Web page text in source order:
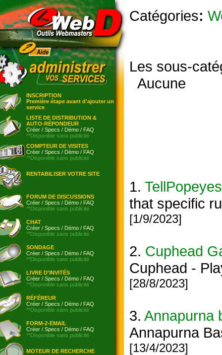
INSCRIPTION
Première étape avant d'ajouter un
service
LISTE DE DISTRIBUTION &
AUTO-RÉPONDEUR
Créer / Specs / Démo / FAQ
**Disponible sans publicité
COMPTEUR DE VISITES
Créer / Specs / Démo / FAQ
**Disponible sans publicité
RENTABILISER VOTRE SITE
FORUM DE DISCUSSIONS
Créer / Specs / Démo / FAQ
**Disponible sans publicité
CHAT
Créer / Specs / Démo / FAQ
**Disponible sans publicité
SONDAGE
Créer / Specs / Démo / FAQ
**Disponible sans publicité
LIVRE D'INVITÉS
Créer / Specs / Démo / FAQ
**Disponible sans publicité
RÉFÉREUR
Créer / Specs / Démo / FAQ
**Disponible sans publicité
FORM-2-EMAIL
Créer / Specs / Démo / FAQ
**Disponible sans publicité
MOTEUR DE RECHERCHE
Catégories:
Les sous-
Aucune
1. TellPopeyes
that specific
[1/9/2023]
2. Cuphead
Cuphead -
[28/8/2023]
3. Annapurna
Annapurna
[13/4/2023]